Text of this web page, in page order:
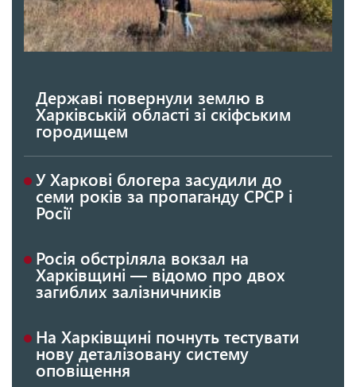
Державі повернули землю в
Харківській області зі скіфським
городищем
У Харкові блогера засудили до
семи років за пропаганду СРСР і
Росії
Росія обстріляла вокзал на
Харківщині — відомо про двох
загиблих залізничників
На Харківщині почнуть тестувати
нову деталізовану систему
оповіщення